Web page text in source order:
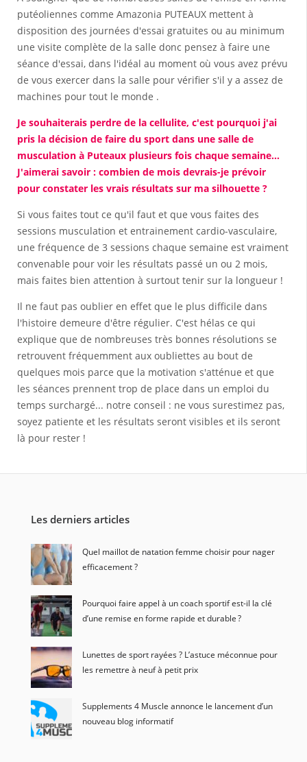
putéoliennes comme Amazonia PUTEAUX mettent à
disposition des journées d'essai gratuites ou au minimum
une visite complète de la salle donc pensez à faire une
séance d'essai, dans l'idéal au moment où vous avez prévu
de vous exercer dans la salle pour vérifier s'il y a assez de
machines pour tout le monde .
Je souhaiterais perdre de la cellulite, c'est pourquoi j'ai
pris la décision de faire du sport dans une salle de
musculation à Puteaux plusieurs fois chaque semaine...
J'aimerai savoir : combien de mois devrais-je prévoir
pour constater les vrais résultats sur ma silhouette ?
Si vous faites tout ce qu'il faut et que vous faites des
sessions musculation et entrainement cardio-vasculaire,
une fréquence de 3 sessions chaque semaine est vraiment
convenable pour voir les résultats passé un ou 2 mois,
mais faites bien attention à surtout tenir sur la longueur !
Il ne faut pas oublier en effet que le plus difficile dans
l'histoire demeure d'être régulier. C'est hélas ce qui
explique que de nombreuses très bonnes résolutions se
retrouvent fréquemment aux oubliettes au bout de
quelques mois parce que la motivation s'atténue et que
les séances prennent trop de place dans un emploi du
temps surchargé... notre conseil : ne vous surestimez pas,
soyez patiente et les résultats seront visibles et ils seront
là pour rester !
Les derniers articles
Quel maillot de natation femme choisir pour nager
efficacement ?
Pourquoi faire appel à un coach sportif est-il la clé
d’une remise en forme rapide et durable ?
Lunettes de sport rayées ? L’astuce méconnue pour
les remettre à neuf à petit prix
Supplements 4 Muscle annonce le lancement d’un
nouveau blog informatif